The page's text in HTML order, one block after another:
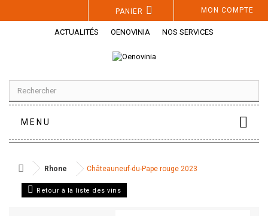
MON COMPTE
PANIER
ACTUALITÉS OENOVINIA NOS SERVICES
MENU
Rhone Châteauneuf-du-Pape rouge 2023
Retour à la liste des vins